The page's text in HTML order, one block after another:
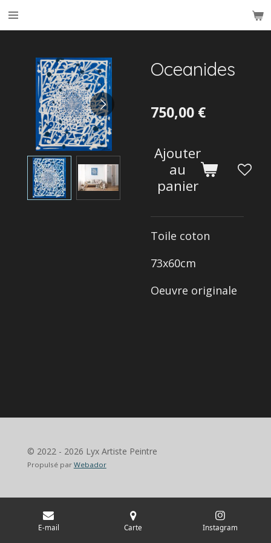
Passer
au
principal
Oceanides
750,00 €
Ajouter
au
panier
Toile coton
73x60cm
Oeuvre originale
© 2022 - 2026 Lyx Artiste Peintre
Propulsé par Webador
E-mail Carte Instagram